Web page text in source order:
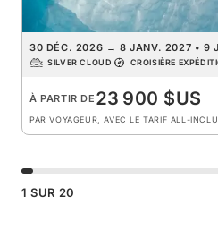
30 DÉC. 2026 → 8 JANV. 2027 •9
SILVER CLOUD CROISIÈRE
À PARTIR DE 23 900 $US
PAR VOYAGEUR, AVEC LE TARIF ALL-
1 SUR 20